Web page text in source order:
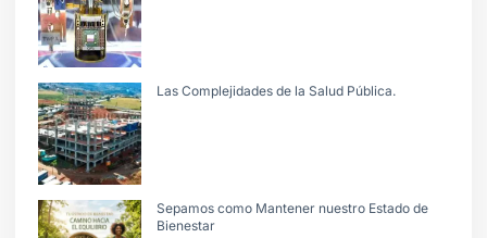
Las Complejidades de la Salud Pública.
Sepamos como Mantener nuestro Estado de
Bienestar